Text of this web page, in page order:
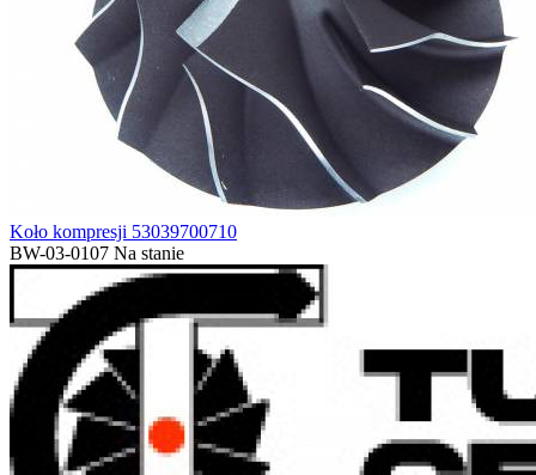
Koło kompresji 53039700710
BW-03-0107 Na stanie